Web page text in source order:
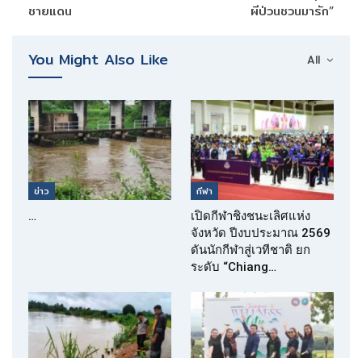
ชายแดน
ผีป่วนชวนมารัก”
All
You Might Also Like
ข่าว
…
กีฬา
เปิดกีฬาชิงชนะเลิศแห่ง
จังหวัด ปีงบประมาณ 2569
ดันนักกีฬาสู่เวทีชาติ ยก
ระดับ “Chiang…